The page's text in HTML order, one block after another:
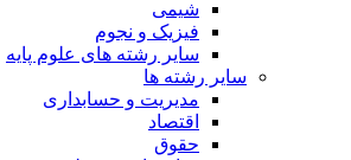
شیمی
فیزیک و نجوم
سایر رشته های علوم پایه
سایر رشته ها
مدیریت و حسابداری
اقتصاد
حقوق